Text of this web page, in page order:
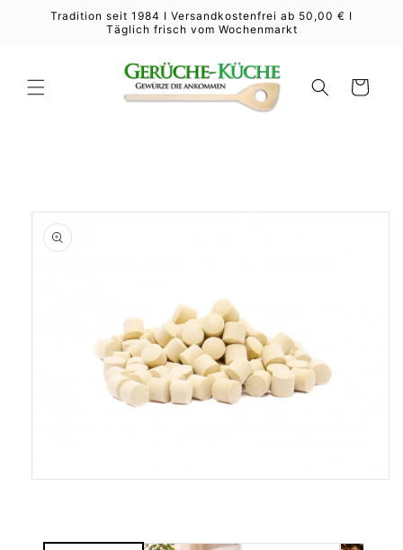
zumTradition seit 1984 I Versandkostenfrei ab 50,00 € I
Täglich frisch vom Wochenmarkt
Warenkorb
öffnen